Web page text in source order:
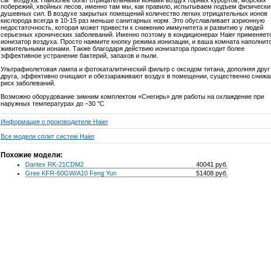
побережий, хвойных лесов, именно там мы, как правило, испытываем подъем
душевных сил. В воздухе закрытых помещений количество легких отрицательных ионов
кислорода всегда в 10-15 раз меньше санитарных норм. Это обуславливает аэрионную
недостаточность, которая может привести к снижению иммунитета и развитию у людей
серьезных хронических заболеваний. Именно поэтому в кондиционерах Haier
ионизатор воздуха. Просто нажмите кнопку режима ионизации, и ваша комната
живительными ионами. Также благодаря действию ионизатора происходит более
эффективное устранение бактерий, запахов и пыли.
Ультрафиолетовая лампа и фотокаталитический фильтр с оксидом титана, дополняя друг
друга, эффективно очищают и обеззараживают воздух в помещении, существенно
риск заболеваний.
Возможно оборудование зимним комплектом «Снегирь» для работы на охлаждение при
наружных температурах до −30 °С
Информация о производителе Haier
Все модели сплит систем Haier
Похожие модели:
40041 руб.
Dantex RK-21CDM2
51408 руб.
Gree KFR-60GW/A10 Feng Yun